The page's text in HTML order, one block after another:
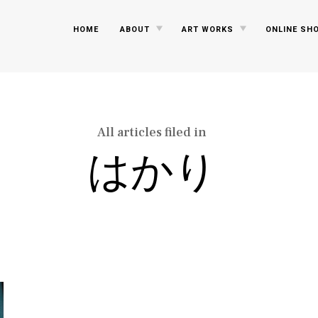
HOME ABOUT TOGGLE
CHILD
ART WORKS TOGGLE
CHILD
ONLINE
All articles filed in
はかり